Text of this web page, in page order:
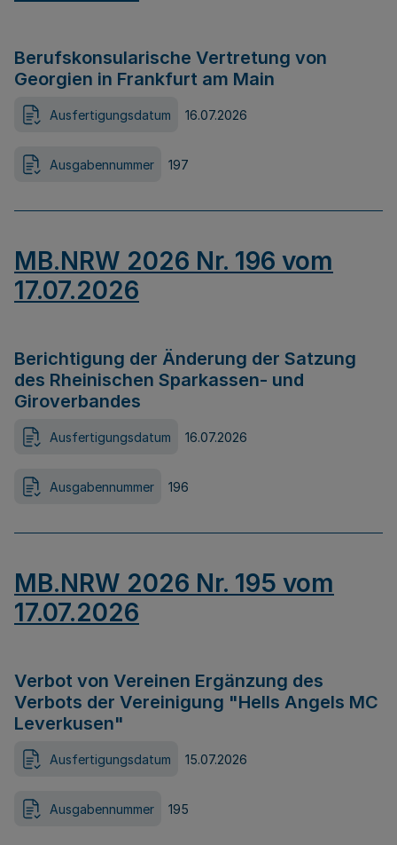
Berufskonsularische Vertretung von
Georgien in Frankfurt am Main
Ausfertigungsdatum 16.07.2026
Ausgabennummer 197
MB.NRW 2026 Nr. 196 vom
17.07.2026
Berichtigung der Änderung der Satzung
des Rheinischen Sparkassen- und
Giroverbandes
Ausfertigungsdatum 16.07.2026
Ausgabennummer 196
MB.NRW 2026 Nr. 195 vom
17.07.2026
Verbot von Vereinen Ergänzung des
Verbots der Vereinigung "Hells Angels MC
Leverkusen"
Ausfertigungsdatum 15.07.2026
Ausgabennummer 195